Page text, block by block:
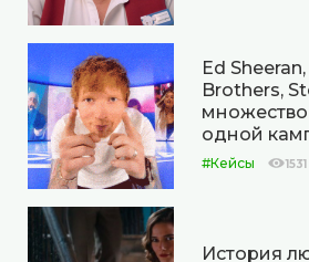
Ed
Brothers,
множество
одной
#Кейсы 1531
История